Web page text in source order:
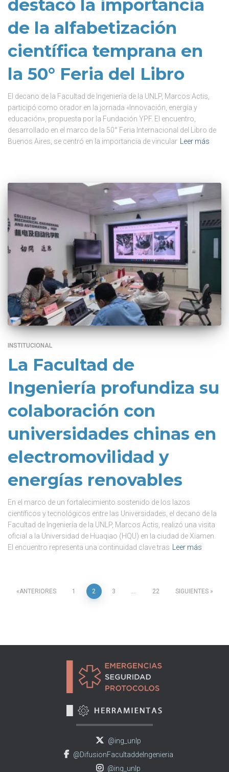
destacó la importancia
de la alfabetización
científica temprana en
la 50° Feria del Libro
El decano de la Facultad de Ingeniería de la UNLP, Marcos Actis,
participó como orador en la jornada «Innovación, energía y
educación», propuesta por la Fundación YPF. El encuentro,
desarrollado en el marco de la 50° Feria Internacional del Libro de
Buenos Aires, se centró en la importancia de vincular
Leer más
INSTITUCIONAL
La Facultad de
Ingeniería profundiza su
colaboración con
universidades chinas en
electromovilidad y
energías renovables
En el marco de un fortalecimiento sostenido de los lazos
científicos y tecnológicos entre las Universidades, el decano de la
Facultad de Ingeniería de la UNLP, Marcos Actis, realizó una visita
oficial a la Universidad de Huaqiao (HQU) en la ciudad de Xiamen.
El encuentro representa una continuidad clave tras Leer más
entradas
ANTERIORES 1 2 3 22 SIGUIENTES
@ing_unlp
@DifusionFacultaddeIngenieria
@ing_unlp